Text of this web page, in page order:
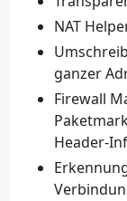
NAT
ganzer
Firewall
Header-